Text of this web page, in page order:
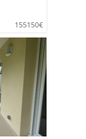
155150€